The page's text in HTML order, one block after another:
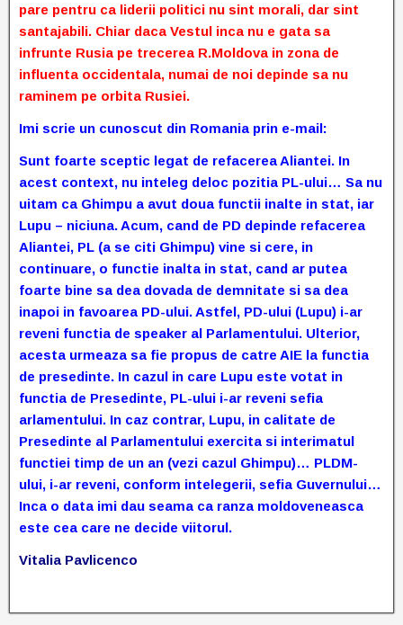
pare pentru ca liderii politici nu sint morali, dar sint
santajabili. Chiar daca Vestul inca nu e gata sa
infrunte Rusia pe trecerea R.Moldova in zona de
influenta occidentala, numai de noi depinde sa nu
raminem pe orbita Rusiei.
Imi scrie un cunoscut din Romania prin e-mail:
Sunt foarte sceptic legat de refacerea Aliantei. In
acest context, nu inteleg deloc pozitia PL-ului… Sa nu
uitam ca Ghimpu a avut doua functii inalte in stat, iar
Lupu – niciuna. Acum, cand de PD depinde refacerea
Aliantei, PL (a se citi Ghimpu) vine si cere, in
continuare, o functie inalta in stat, cand ar putea
foarte bine sa dea dovada de demnitate si sa dea
inapoi in favoarea PD-ului. Astfel, PD-ului (Lupu) i-ar
reveni functia de speaker al Parlamentului. Ulterior,
acesta urmeaza sa fie propus de catre AIE la functia
de presedinte. In cazul in care Lupu este votat in
functia de Presedinte, PL-ului i-ar reveni sefia
arlamentului. In caz contrar, Lupu, in calitate de
Presedinte al Parlamentului exercita si interimatul
functiei timp de un an (vezi cazul Ghimpu)… PLDM-
ului, i-ar reveni, conform intelegerii, sefia Guvernului…
Inca o data imi dau seama ca ranza moldoveneasca
este cea care ne decide viitorul.
Vitalia Pavlicenco